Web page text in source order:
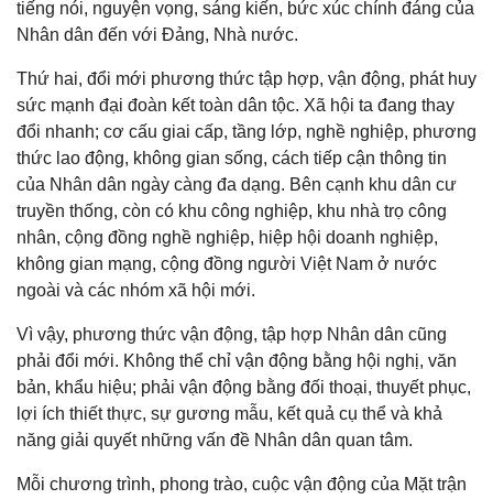
tiếng nói, nguyện vọng, sáng kiến, bức xúc chính đáng của
Nhân dân đến với Đảng, Nhà nước.
Thứ hai, đổi mới phương thức tập hợp, vận động, phát huy
sức mạnh đại đoàn kết toàn dân tộc. Xã hội ta đang thay
đổi nhanh; cơ cấu giai cấp, tầng lớp, nghề nghiệp, phương
thức lao động, không gian sống, cách tiếp cận thông tin
của Nhân dân ngày càng đa dạng. Bên cạnh khu dân cư
truyền thống, còn có khu công nghiệp, khu nhà trọ công
nhân, cộng đồng nghề nghiệp, hiệp hội doanh nghiệp,
không gian mạng, cộng đồng người Việt Nam ở nước
ngoài và các nhóm xã hội mới.
Vì vậy, phương thức vận động, tập hợp Nhân dân cũng
phải đổi mới. Không thể chỉ vận động bằng hội nghị, văn
bản, khẩu hiệu; phải vận động bằng đối thoại, thuyết phục,
lợi ích thiết thực, sự gương mẫu, kết quả cụ thể và khả
năng giải quyết những vấn đề Nhân dân quan tâm.
Mỗi chương trình, phong trào, cuộc vận động của Mặt trận